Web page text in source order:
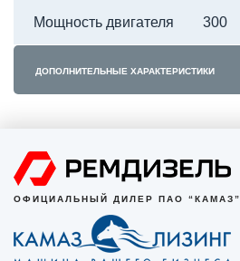
Мощность двигателя 300
ДОПОЛНИТЕЛЬНЫЕ ХАРАКТЕРИСТИКИ
ОФИЦИАЛЬНЫЙ ДИЛЕР ПАО “КАМАЗ”